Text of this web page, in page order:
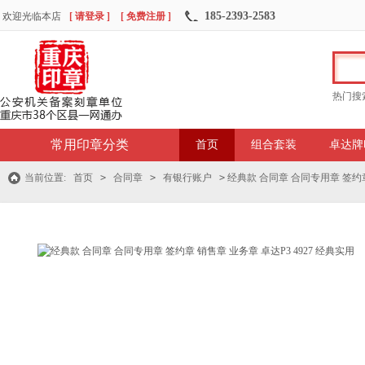
欢迎光临本店 [ 请登录 ] [ 免费注册 ] 185-2393-2583
热门搜
常用印章分类 首页 组合套装 卓达
当前位置: 首页 > 合同章 > 有银行账户 > 经典款 合同章 合同专用章 签约